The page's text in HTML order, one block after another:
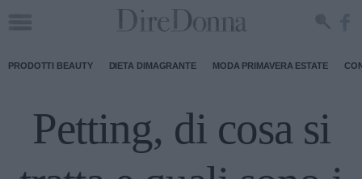
PRODOTTI BEAUTY DIETA DIMAGRANTE MODA PRIMAVERA ESTATE
Petting, di cosa si